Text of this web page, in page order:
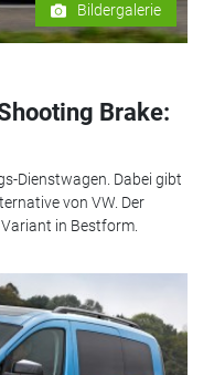
Bildergalerie
Brake:
Dienstwagen. Dabei gibt
von VW. Der
in Bestform.